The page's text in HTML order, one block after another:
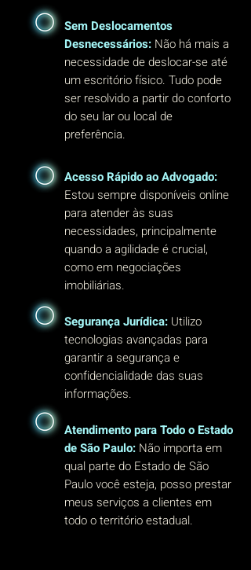
Sem Deslocamentos
Desnecessários: Não há mais a
necessidade de deslocar-se até
um escritório físico. Tudo pode
ser resolvido a partir do conforto
do seu lar ou local de
preferência.
Acesso Rápido ao Advogado:
Estou sempre disponíveis online
para atender às suas
necessidades, principalmente
quando a agilidade é crucial,
como em negociações
imobiliárias.
Segurança Jurídica: Utilizo
tecnologias avançadas para
garantir a segurança e
confidencialidade das suas
informações.
Atendimento para Todo o Estado
de São Paulo: Não importa em
qual parte do Estado de São
Paulo você esteja, posso prestar
meus serviços a clientes em
todo o território estadual.